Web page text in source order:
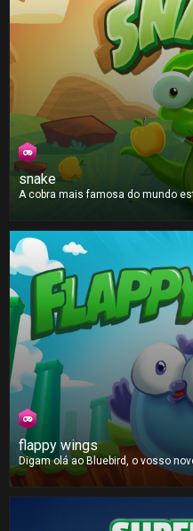
snake
A cobra mais famosa do mundo
flappy wings
Digam olá ao Bluebird, o vosso
pequena criatura a voar através de